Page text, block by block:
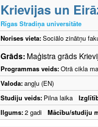
Krievijas un
Rīgas Stradiņa universitāte
Norises vieta:Sociālo zinātņu
Grāds: Maģistra grāds
Programmas veids:Otrā cikla
Valoda:angļu (EN)
Studiju veids: Pilna laika
Ilgums:2 gadi Mācību/studiju